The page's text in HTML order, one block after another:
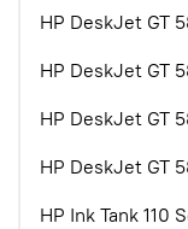
HP DeskJet GT
HP DeskJet GT
HP DeskJet GT
HP DeskJet GT
HP Ink Tank 110